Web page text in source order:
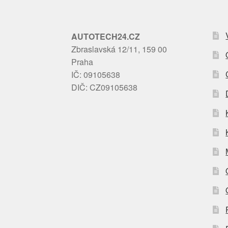
AUTOTECH24.CZ
Zbraslavská 12/11, 159 00
Praha
IČ: 09105638
DIČ: CZ09105638